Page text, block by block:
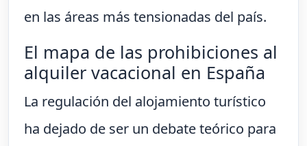
en las áreas más tensionadas del país.
El mapa de las prohibiciones al
alquiler vacacional en España
La regulación del alojamiento turístico
ha dejado de ser un debate teórico para